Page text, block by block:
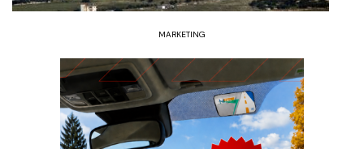
MARKETING